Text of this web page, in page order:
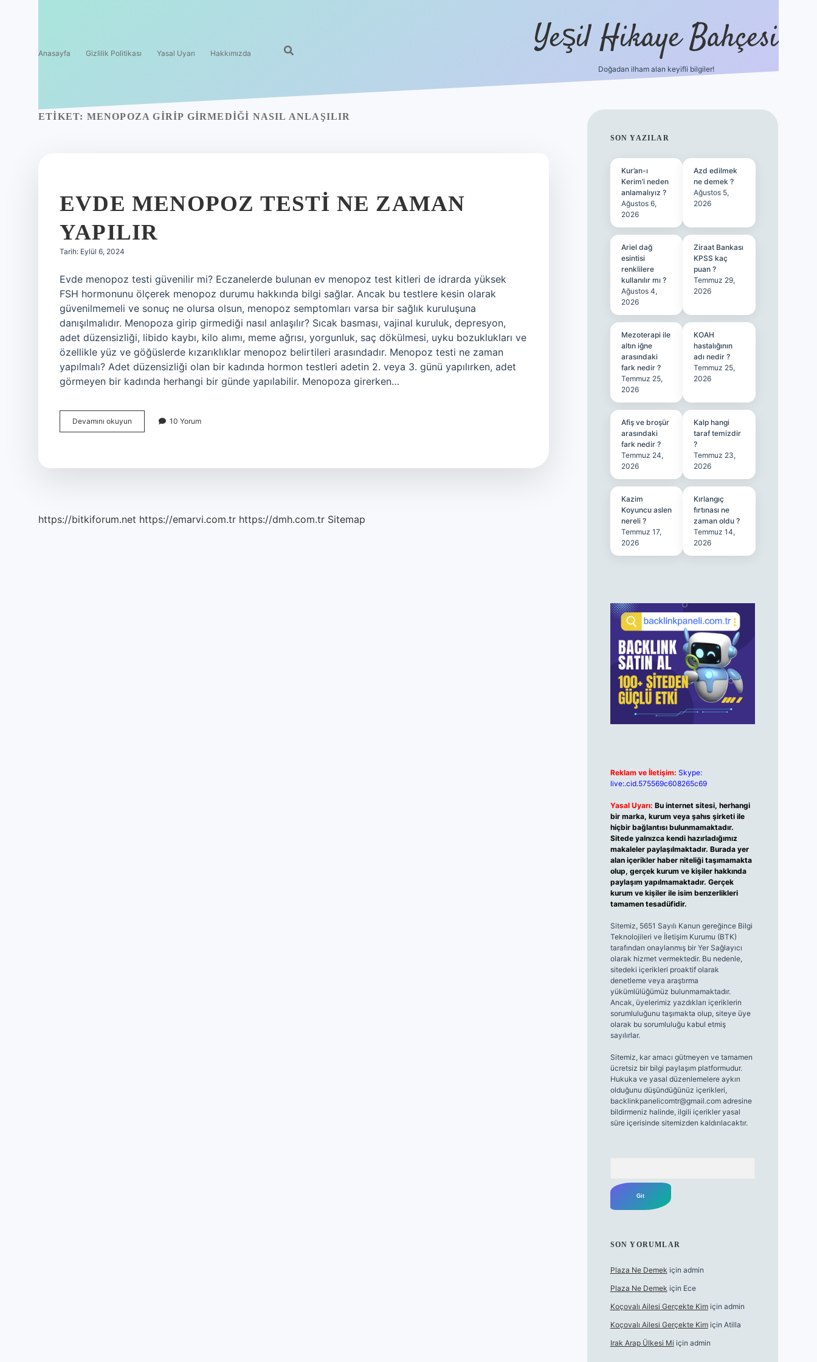
Anasayfa Gizlilik Politikası Yasal Uyarı Hakkımızda Yeşil Hikaye Bahçesi
Doğadan ilham alan keyifli bilgiler!
ETIKET: MENOPOZA GIRIP GIRMEDIĞI NASIL ANLAŞILIR
EVDE MENOPOZ TESTI NE ZAMAN
YAPILIR
Tarih: Eylül 6, 2024
Evde menopoz testi güvenilir mi? Eczanelerde bulunan ev menopoz test kitleri de idrarda yüksek
FSH hormonunu ölçerek menopoz durumu hakkında bilgi sağlar. Ancak bu testlere kesin olarak
güvenilmemeli ve sonuç ne olursa olsun, menopoz semptomları varsa bir sağlık kuruluşuna
danışılmalıdır. Menopoza girip girmediği nasıl anlaşılır? Sıcak basması, vajinal kuruluk, depresyon,
adet düzensizliği, libido kaybı, kilo alımı, meme ağrısı, yorgunluk, saç dökülmesi, uyku bozuklukları ve
özellikle yüz ve göğüslerde kızarıklıklar menopoz belirtileri arasındadır. Menopoz testi ne zaman
yapılmalı? Adet düzensizliği olan bir kadında hormon testleri adetin 2. veya 3. günü yapılırken, adet
görmeyen bir kadında herhangi bir günde yapılabilir. Menopoza girerken…
Devamını okuyun
Menopoz
10 Yorum
https://bitkiforum.net https://emarvi.com.tr https://dmh.com.tr Sitemap
SIDEBAR
SON YAZILAR
Kur’an-ı
Kerim’i neden
anlamalıyız ?
Ağustos 6,
2026
Azd edilmek
ne demek ?
Ağustos 5,
2026
Ariel dağ
esintisi
renklilere
kullanılır mı ?
Ağustos 4,
2026
Ziraat Bankası
KPSS kaç
puan ?
Temmuz 29,
2026
Mezoterapi ile
altın iğne
arasındaki
fark nedir ?
Temmuz 25,
2026
KOAH
hastalığının
adı nedir ?
Temmuz 25,
2026
Afiş ve broşür
arasındaki
fark nedir ?
Temmuz 24,
2026
Kalp hangi
taraf temizdir
?
Temmuz 23,
2026
Kazim
Koyuncu aslen
nereli ?
Temmuz 17,
2026
Kırlangıç
fırtınası ne
zaman oldu ?
Temmuz 14,
2026
Reklam ve İletişim: Skype:
live:.cid.575569c608265c69
Yasal Uyarı: Bu internet sitesi, herhangi
bir marka, kurum veya şahıs şirketi ile
hiçbir bağlantısı bulunmamaktadır.
Sitede yalnızca kendi hazırladığımız
makaleler paylaşılmaktadır. Burada yer
alan içerikler haber niteliği taşımamakta
olup, gerçek kurum ve kişiler hakkında
paylaşım yapılmamaktadır. Gerçek
kurum ve kişiler ile isim benzerlikleri
tamamen tesadüfidir.
Sitemiz, 5651 Sayılı Kanun gereğince Bilgi
Teknolojileri ve İletişim Kurumu (BTK)
tarafından onaylanmış bir Yer Sağlayıcı
olarak hizmet vermektedir. Bu nedenle,
sitedeki içerikleri proaktif olarak
denetleme veya araştırma
yükümlülüğümüz bulunmamaktadır.
Ancak, üyelerimiz yazdıkları içeriklerin
sorumluluğunu taşımakta olup, siteye üye
olarak bu sorumluluğu kabul etmiş
sayılırlar.
Sitemiz, kar amacı gütmeyen ve tamamen
ücretsiz bir bilgi paylaşım platformudur.
Hukuka ve yasal düzenlemelere aykırı
olduğunu düşündüğünüz içerikleri,
backlinkpanelicomtr@gmail.comadresine
bildirmeniz halinde, ilgili içerikler yasal
süre içerisinde sitemizden kaldırılacaktır.
SON YORUMLAR
Plaza Ne Demek için admin
Plaza Ne Demek için Ece
Koçovalı Ailesi Gerçekte Kimiçin admin
Koçovalı Ailesi Gerçekte Kimiçin Atilla
Irak Arap Ülkesi Mi için admin
ilbet güncel giriş adresiilbet